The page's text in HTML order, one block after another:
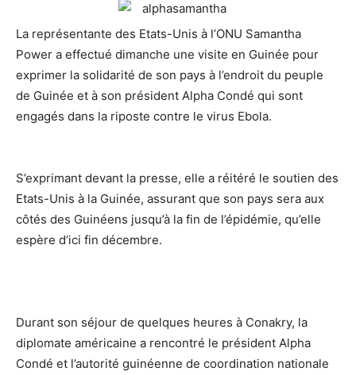
La représentante des Etats-Unis à l’ONU Samantha
Power a effectué dimanche une visite en Guinée pour
exprimer la solidarité de son pays à l’endroit du peuple
de Guinée et à son président Alpha Condé qui sont
engagés dans la riposte contre le virus Ebola.
S’exprimant devant la presse, elle a réitéré le soutien des
Etats-Unis à la Guinée, assurant que son pays sera aux
côtés des Guinéens jusqu’à la fin de l’épidémie, qu’elle
espère d’ici fin décembre.
Durant son séjour de quelques heures à Conakry, la
diplomate américaine a rencontré le président Alpha
Condé et l’autorité guinéenne de coordination nationale